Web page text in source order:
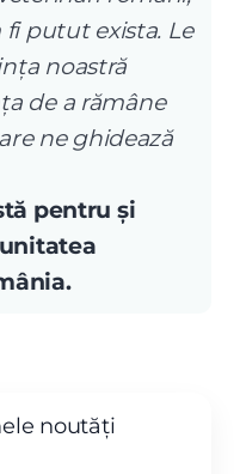
putut exista. Le
noastră
de a rămâne
ne ghidează
pentru și
noutăți